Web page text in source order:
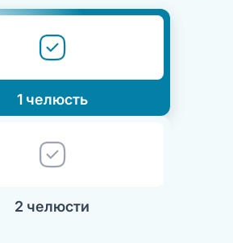
1 челюсть
2 челюсти